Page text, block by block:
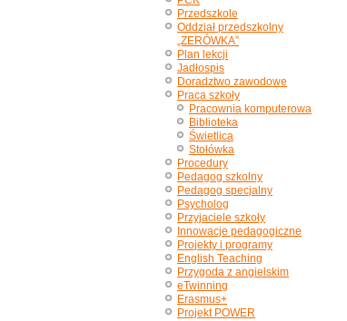
Przedszkole
Oddział przedszkolny
„ZERÓWKA”
Plan lekcji
Jadłospis
Doradztwo zawodowe
Praca szkoły
Pracownia komputerowa
Biblioteka
Świetlica
Stołówka
Procedury
Pedagog szkolny
Pedagog specjalny
Psycholog
Przyjaciele szkoły
Innowacje pedagogiczne
Projekty i programy
English Teaching
Przygoda z angielskim
eTwinning
Erasmus+
Projekt POWER